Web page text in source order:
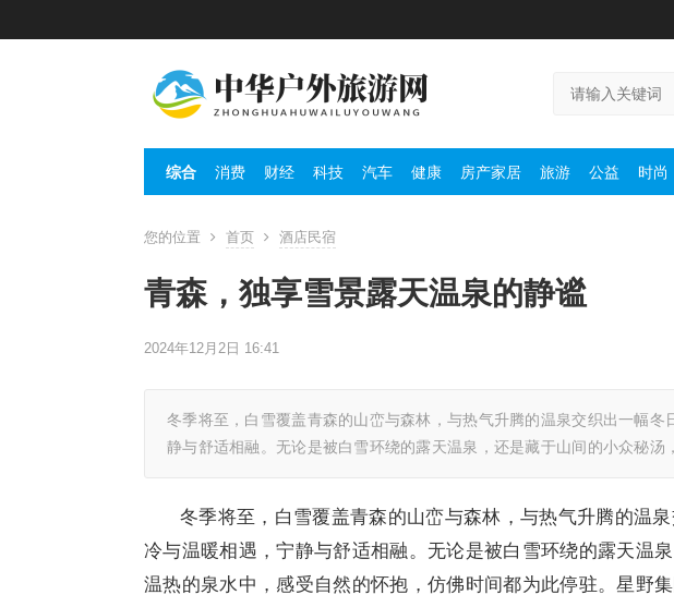
综合 消费 财经 科技 汽车 健康 房产家居 旅游 公益 时尚
您的位置 首页 酒店民宿
青森，独享雪景露天温泉的静谧
2024年12月2日 16:41
冬季将至，白雪覆盖青森的山峦与森林，与热气升腾的温泉交织出一幅冬
静与舒适相融。无论是被白雪环绕的露天温泉，还是藏于山间的小众秘汤
冬季将至，白雪覆盖青森的山峦与森林，与热气升腾的温
冷与温暖相遇，宁静与舒适相融。无论是被白雪环绕的露天温
温热的泉水中，感受自然的怀抱，仿佛时间都为此停驻。星野